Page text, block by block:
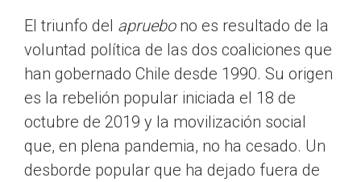
El triunfo del apruebono es resultado de la
voluntad política de las dos coaliciones que
han gobernado Chile desde 1990. Su origen
es la rebelión popular iniciada el 18 de
octubre de 2019 y la movilización social
que, en plena pandemia, no ha cesado. Un
desborde popular que ha dejado fuera de